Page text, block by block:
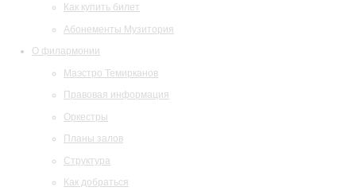
Как купить билет
Абонементы Музитория
О филармонии
Маэстро Темирканов
Правовая информация
Оркестры
Планы залов
Структура
Как добраться